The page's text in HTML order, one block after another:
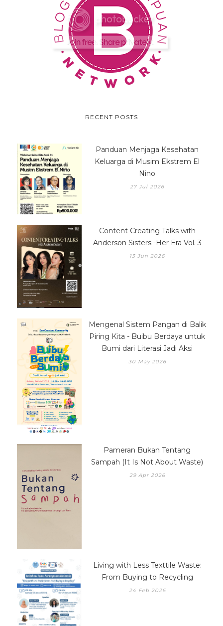
RECENT POSTS
Panduan Menjaga Kesehatan
Keluarga di Musim Ekstrem El
Nino
27 Jul 2026
Content Creating Talks with
Anderson Sisters -Her Era Vol. 3
13 Jun 2026
Mengenal Sistem Pangan di Balik
Piring Kita - Buibu Berdaya untuk
Bumi dari Literasi Jadi Aksi
30 May 2026
Pameran Bukan Tentang
Sampah (It Is Not About Waste)
29 Apr 2026
Living with Less Texttile Waste:
From Buying to Recycling
24 Feb 2026